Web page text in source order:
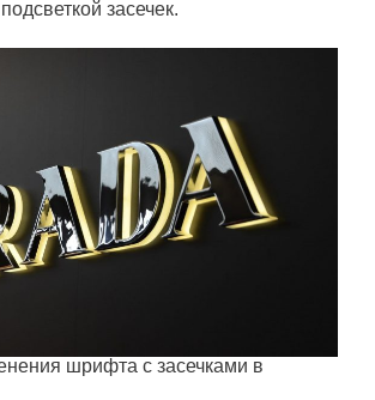
засечек.
шрифта с засечками в